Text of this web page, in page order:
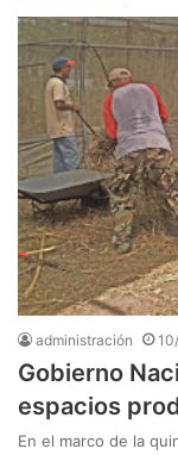
administración
Gobierno
espacios
En el marco de la